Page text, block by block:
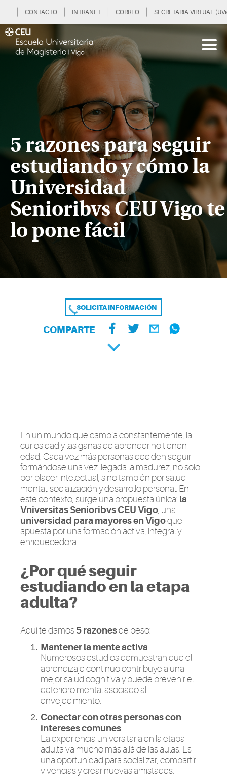
CONTACTO INTRANET CORREO SECRETARIA VIRTUAL
5 razones para seguir
estudiando y cómo la
Universidad
Senioribvs CEU Vigo te
lo pone fácil
SOLICITA INFORMACIÓN
COMPARTE
En un mundo que cambia constantemente, la
curiosidad y las ganas de aprender no tienen
edad. Cada vez más personas deciden seguir
formándose una vez llegada la madurez, no solo
por placer intelectual, sino también por salud
mental, socialización y desarrollo personal. En
este contexto, surge una propuesta única: la
Vniversitas Senioribvs CEU Vigo, una
universidad para mayores en Vigoque
apuesta por una formación activa, integral y
enriquecedora.
¿Por qué seguir
estudiando en la etapa
adulta?
Aquí te damos 5 razonesde peso:
Mantener la mente activa
Numerosos estudios demuestran que el
aprendizaje continuo contribuye a una
mejor salud cognitiva y puede prevenir el
deterioro mental asociado al
envejecimiento.
Conectar con otras personas con
intereses comunes
La experiencia universitaria en la etapa
adulta va mucho más allá de las aulas. Es
una oportunidad para socializar, compartir
vivencias y crear nuevas amistades.